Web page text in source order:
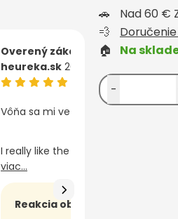
Overený zákazník
Customer
heureka.sk 26.04.2025
Vôňa sa mi veľmi páči, vyskúšam aj
I really like the scent, I will try others
viac...
Reakcia obchodu BajaBee
🚗
Nad 60 €
💨
🏠
Na
-